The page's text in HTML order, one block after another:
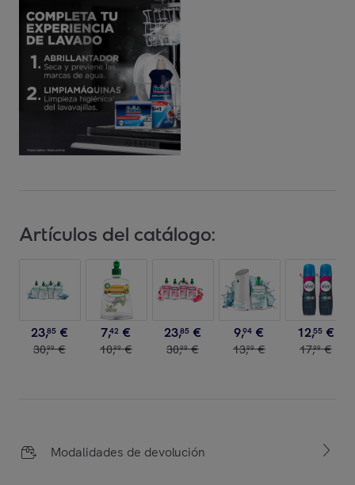
Artículos del catálogo:
23,85 €
30,99 €
7,42 €
10,99 €
23,85 €
30,99 €
9,94 €
13,99 €
12,55 €
17,99 €
Modalidades de devolución